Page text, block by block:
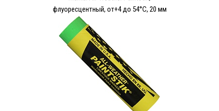
флуоресцентный, от+4 до 54°C, 20 мм